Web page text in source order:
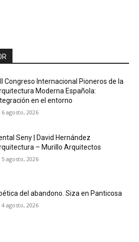
Congreso Internacional Pioneros de la
Moderna Española:
en el entorno
6 agosto, 2026
Seny | David Hernández
– Murillo Arquitectos
5 agosto, 2026
del abandono. Siza en Panticosa
4 agosto, 2026